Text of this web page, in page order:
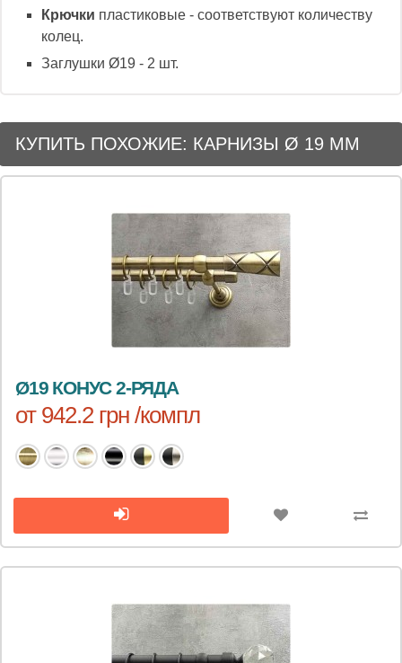
Крючки пластиковые - соответствуют количеству
колец.
Заглушки Ø19 - 2 шт.
КУПИТЬ ПОХОЖИЕ: КАРНИЗЫ Ø 19 ММ
Ø19 КОНУС 2-РЯДА
от 942.2 грн /компл